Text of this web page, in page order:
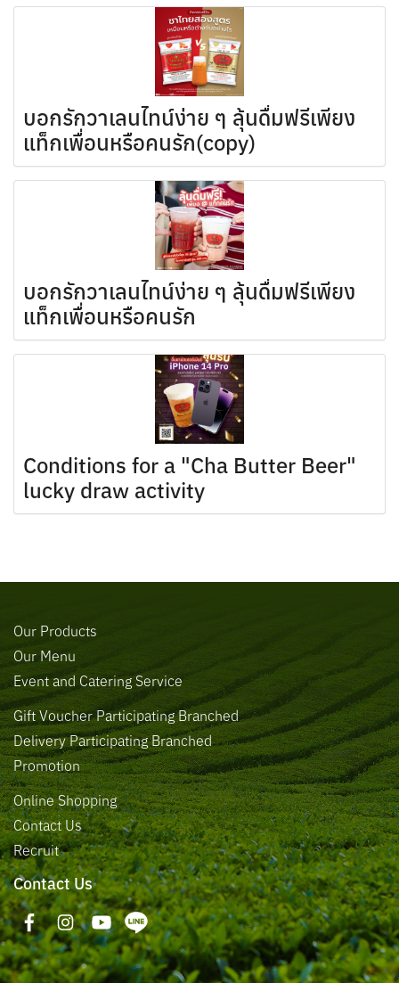
บอกรักวาเลนไทน์ง่าย ๆ ลุ้นดื่มฟรีเพียง
แท็กเพื่อนหรือคนรัก(copy)
บอกรักวาเลนไทน์ง่าย ๆ ลุ้นดื่มฟรีเพียง
แท็กเพื่อนหรือคนรัก
Conditions for a "Cha Butter Beer"
lucky draw activity
Our Products
Our Menu
Event and Catering Service
Gift Voucher Participating Branched
Delivery Participating Branched
Promotion
Online Shopping
Contact Us
Recruit
Contact Us